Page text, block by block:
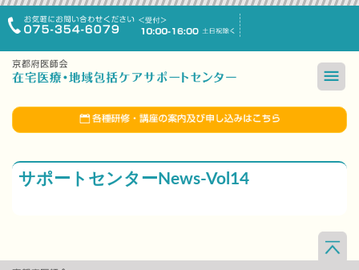
サポートセンターNews-Vol14